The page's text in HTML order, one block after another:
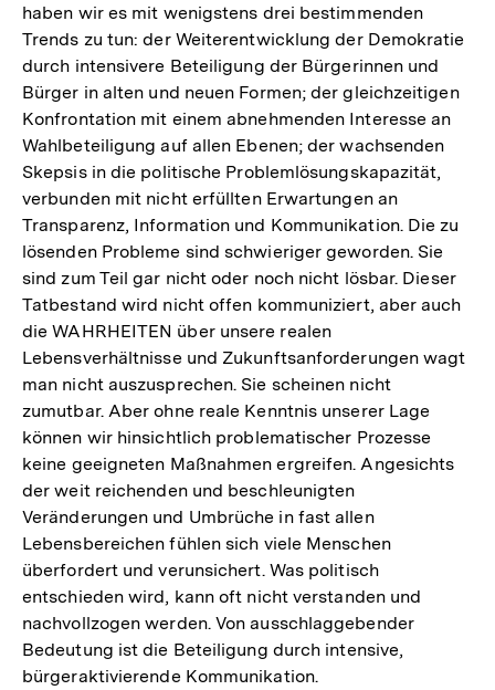
haben wir es mit wenigstens drei bestimmenden
Trends zu tun: der Weiterentwicklung der Demokratie
durch intensivere Beteiligung der Bürgerinnen und
Bürger in alten und neuen Formen; der gleichzeitigen
Konfrontation mit einem abnehmenden Interesse an
Wahlbeteiligung auf allen Ebenen; der wachsenden
Skepsis in die politische Problemlösungskapazität,
verbunden mit nicht erfüllten Erwartungen an
Transparenz, Information und Kommunikation. Die zu
lösenden Probleme sind schwieriger geworden. Sie
sind zum Teil gar nicht oder noch nicht lösbar. Dieser
Tatbestand wird nicht offen kommuniziert, aber auch
die WAHRHEITEN über unsere realen
Lebensverhältnisse und Zukunftsanforderungen wagt
man nicht auszusprechen. Sie scheinen nicht
zumutbar. Aber ohne reale Kenntnis unserer Lage
können wir hinsichtlich problematischer Prozesse
keine geeigneten Maßnahmen ergreifen. Angesichts
der weit reichenden und beschleunigten
Veränderungen und Umbrüche in fast allen
Lebensbereichen fühlen sich viele Menschen
überfordert und verunsichert. Was politisch
entschieden wird, kann oft nicht verstanden und
nachvollzogen werden. Von ausschlaggebender
Bedeutung ist die Beteiligung durch intensive,
bürgeraktivierende Kommunikation.